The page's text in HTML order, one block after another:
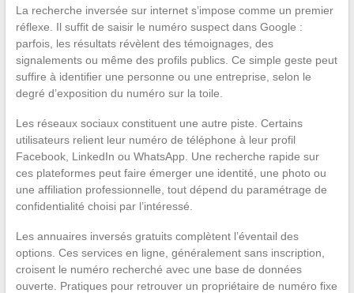
La recherche inversée sur internet s’impose comme un premier
réflexe. Il suffit de saisir le numéro suspect dans Google :
parfois, les résultats révèlent des témoignages, des
signalements ou même des profils publics. Ce simple geste peut
suffire à identifier une personne ou une entreprise, selon le
degré d’exposition du numéro sur la toile.
Les réseaux sociaux constituent une autre piste. Certains
utilisateurs relient leur numéro de téléphone à leur profil
Facebook, LinkedIn ou WhatsApp. Une recherche rapide sur
ces plateformes peut faire émerger une identité, une photo ou
une affiliation professionnelle, tout dépend du paramétrage de
confidentialité choisi par l’intéressé.
Les annuaires inversés gratuits complètent l’éventail des
options. Ces services en ligne, généralement sans inscription,
croisent le numéro recherché avec une base de données
ouverte. Pratiques pour retrouver un propriétaire de numéro fixe